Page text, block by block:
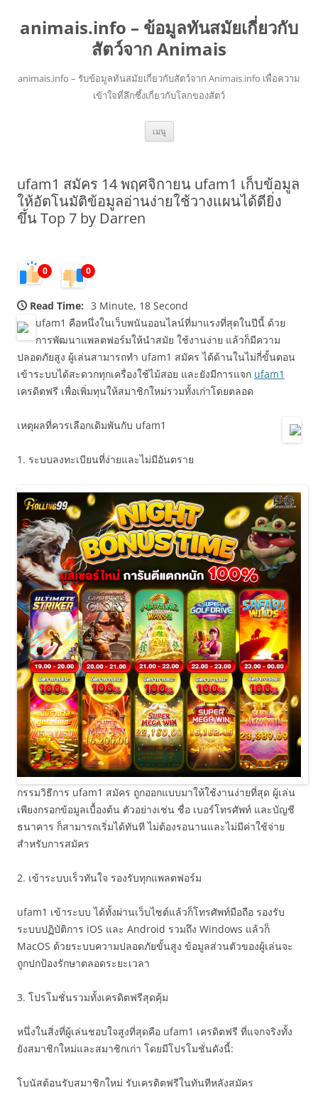
animais.info – ข้อมูลทันสมัยเกี่ยวกับ
สัตว์จาก Animais
animais.info – รับข้อมูลทันสมัยเกี่ยวกับสัตว์จาก Animais.info เพื่อความ
เข้าใจที่ลึกซึ้งเกี่ยวกับโลกของสัตว์
เมนู ข้าม
ยัง
ufam1 สมัคร 14 พฤศจิกายน ufam1 เก็บข้อมูล
ให้อัตโนมัติข้อมูลอ่านง่ายใช้วางแผนได้ดียิ่ง
ขึ้น Top 7 by Darren
0 0
Read Time: 3 Minute, 18 Second
ufam1 คือหนึ่งในเว็บพนันออนไลน์ที่มาแรงที่สุดในปีนี้ ด้วย
การพัฒนาแพลตฟอร์มให้นำสมัย ใช้งานง่าย แล้วก็มีความ
ปลอดภัยสูง ผู้เล่นสามารถทำ ufam1 สมัคร ได้ด้านในไม่กี่ขั้นตอน
เข้าระบบได้สะดวกทุกเครื่องใช้ไม้สอย และยังมีการแจก ufam1
เครดิตฟรี เพื่อเพิ่มทุนให้สมาชิกใหม่รวมทั้งเก่าโดยตลอด
เหตุผลที่ควรเลือกเดิมพันกับ ufam1
1. ระบบลงทะเบียนที่ง่ายและไม่มีอันตราย
กรรมวิธีการ ufam1 สมัคร ถูกออกแบบมาให้ใช้งานง่ายที่สุด ผู้เล่น
เพียงกรอกข้อมูลเบื้องต้น ตัวอย่างเช่น ชื่อ เบอร์โทรศัพท์ และบัญชี
ธนาคาร ก็สามารถเริ่มได้ทันที ไม่ต้องรอนานและไม่มีค่าใช้จ่าย
สำหรับการสมัคร
2. เข้าระบบเร็วทันใจ รองรับทุกแพลตฟอร์ม
ufam1 เข้าระบบ ได้ทั้งผ่านเว็บไซต์แล้วก็โทรศัพท์มือถือ รองรับ
ระบบปฏิบัติการ iOS และ Android รวมถึง Windows แล้วก็
MacOS ด้วยระบบความปลอดภัยขั้นสูง ข้อมูลส่วนตัวของผู้เล่นจะ
ถูกปกป้องรักษาตลอดระยะเวลา
3. โปรโมชั่นรวมทั้งเครดิตฟรีสุดคุ้ม
หนึ่งในสิ่งที่ผู้เล่นชอบใจสูงที่สุดคือ ufam1 เครดิตฟรี ที่แจกจริงทั้ง
ยังสมาชิกใหม่และสมาชิกเก่า โดยมีโปรโมชั่นดังนี้:
โบนัสต้อนรับสมาชิกใหม่ รับเครดิตฟรีในทันทีหลังสมัคร